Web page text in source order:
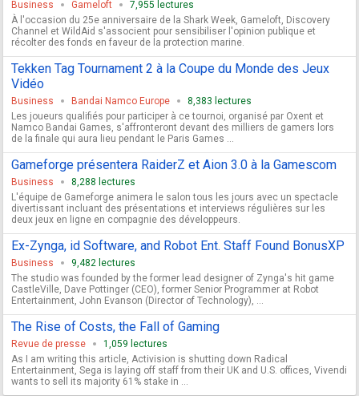
Business Gameloft
7,955 lectures
À l'occasion du 25e anniversaire de la Shark Week, Gameloft, Discovery
Channel et WildAid s'associent pour sensibiliser l'opinion publique et
récolter des fonds en faveur de la protection marine.
Tekken Tag Tournament 2 à la Coupe du Monde des Jeux
Vidéo
Business Bandai Namco Europe
8,383 lectures
Les joueurs qualifiés pour participer à ce tournoi, organisé par Oxent et
Namco Bandai Games, s'affronteront devant des milliers de gamers lors
de la finale qui aura lieu pendant le Paris Games ...
Gameforge présentera RaiderZ et Aion 3.0 à la Gamescom
Business
8,288 lectures
L'équipe de Gameforge animera le salon tous les jours avec un spectacle
divertissant incluant des présentations et interviews régulières sur les
deux jeux en ligne en compagnie des développeurs.
Ex-Zynga, id Software, and Robot Ent. Staff Found BonusXP
Business
9,482 lectures
The studio was founded by the former lead designer of Zynga's hit game
CastleVille, Dave Pottinger (CEO), former Senior Programmer at Robot
Entertainment, John Evanson (Director of Technology), ...
The Rise of Costs, the Fall of Gaming
Revue de presse
1,059 lectures
As I am writing this article, Activision is shutting down Radical
Entertainment, Sega is laying off staff from their UK and U.S. offices, Vivendi
wants to sell its majority 61% stake in ...